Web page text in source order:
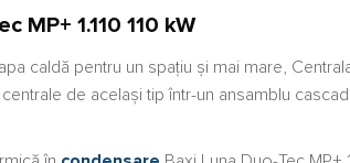
MP+ 1.110 110 kW
caldă pentru un spațiu și mai mare,
de același tip într-un ansamblu